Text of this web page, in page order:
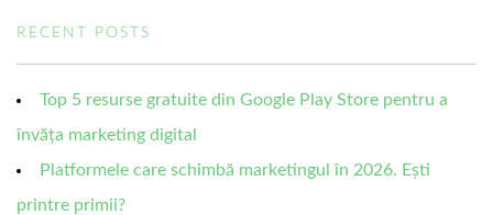
RECENT POSTS
Top 5 resurse gratuite din Google Play Store pentru a
învăța marketing digital
Platformele care schimbă marketingul în 2026. Ești
printre primii?